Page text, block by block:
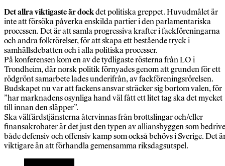
Det allra viktigaste är dockdet politiska greppet. Huvudmålet är
inte att försöka påverka enskilda partier i den parlamentariska
processen. Det är att samla progressiva krafter i fackföreningarna
och andra folkrörelser, för att skapa ett bestående tryck i
samhällsdebatten och i alla politiska processer.
På konferensen kom en av de tydligaste rösterna från LO i
Trondheim, där norsk politik förnyades genom att grunden för ett
rödgrönt samarbete lades underifrån, av fackföreningsrörelsen.
Budskapet nu var att fackens ansvar sträcker sig bortom valen, för
”har marknadens osynliga hand väl fått ett litet tag ska det mycket
till innan den släpper”.
Ska välfärdstjänst­erna återvinnas från brottslingar och/eller
finansakrobater är det just den typen av alliansbyggen som
både defensiv och offensiv kamp som också behövs i Sverige. Det
viktigare än att förhandla gemensamma riksdagsutspel.